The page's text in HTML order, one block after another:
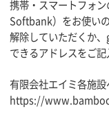
携帯・スマートフォ
Softbank）をお使い
解除していただくか
できるアドレスをご記
有限会社エイミ各施
https://